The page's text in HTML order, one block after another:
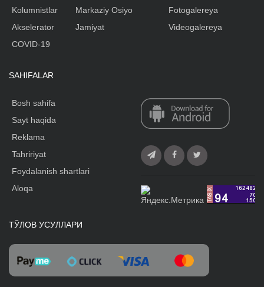
Kolumnistlar
Akselerator
Markaziy Osiyo
Jamiyat
Fotogalereya
Videogalereya
COVID-19
SAHIFALAR
Bosh sahifa
Sayt haqida
Reklama
Tahririyat
Foydalanish shartlari
Aloqa
ТЎЛОВ УСУЛЛАРИ